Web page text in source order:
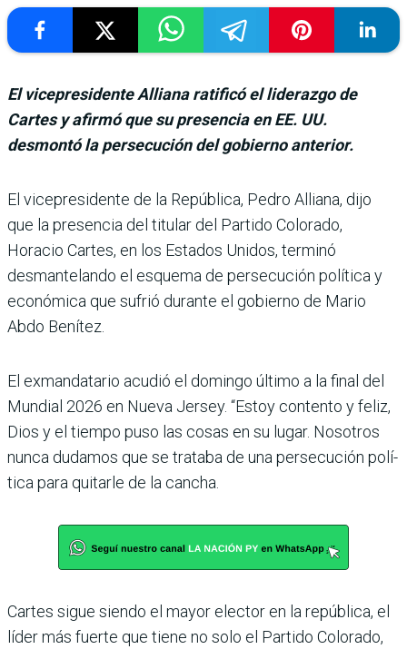
El vicepresidente Alliana ratificó el liderazgo de
Cartes y afirmó que su presencia en EE. UU.
desmontó la persecución del gobierno anterior.
El vicepresidente de la República, Pedro Alliana, dijo
que la presencia del titular del Par­tido Colorado,
Horacio Car­tes, en los Estados Unidos, terminó
desmantelando el esquema de persecución polí­tica y
económica que sufrió durante el gobierno de Mario
Abdo Benítez.
El exmandatario acudió el domingo último a la final del
Mundial 2026 en Nueva Jer­sey. “Estoy contento y feliz,
Dios y el tiempo puso las cosas en su lugar. Nosotros
nunca dudamos que se tra­taba de una persecución polí­
tica para quitarle de la cancha.
Cartes sigue siendo el mayor elector en la república, el
líder más fuerte que tiene no solo el Partido Colorado,